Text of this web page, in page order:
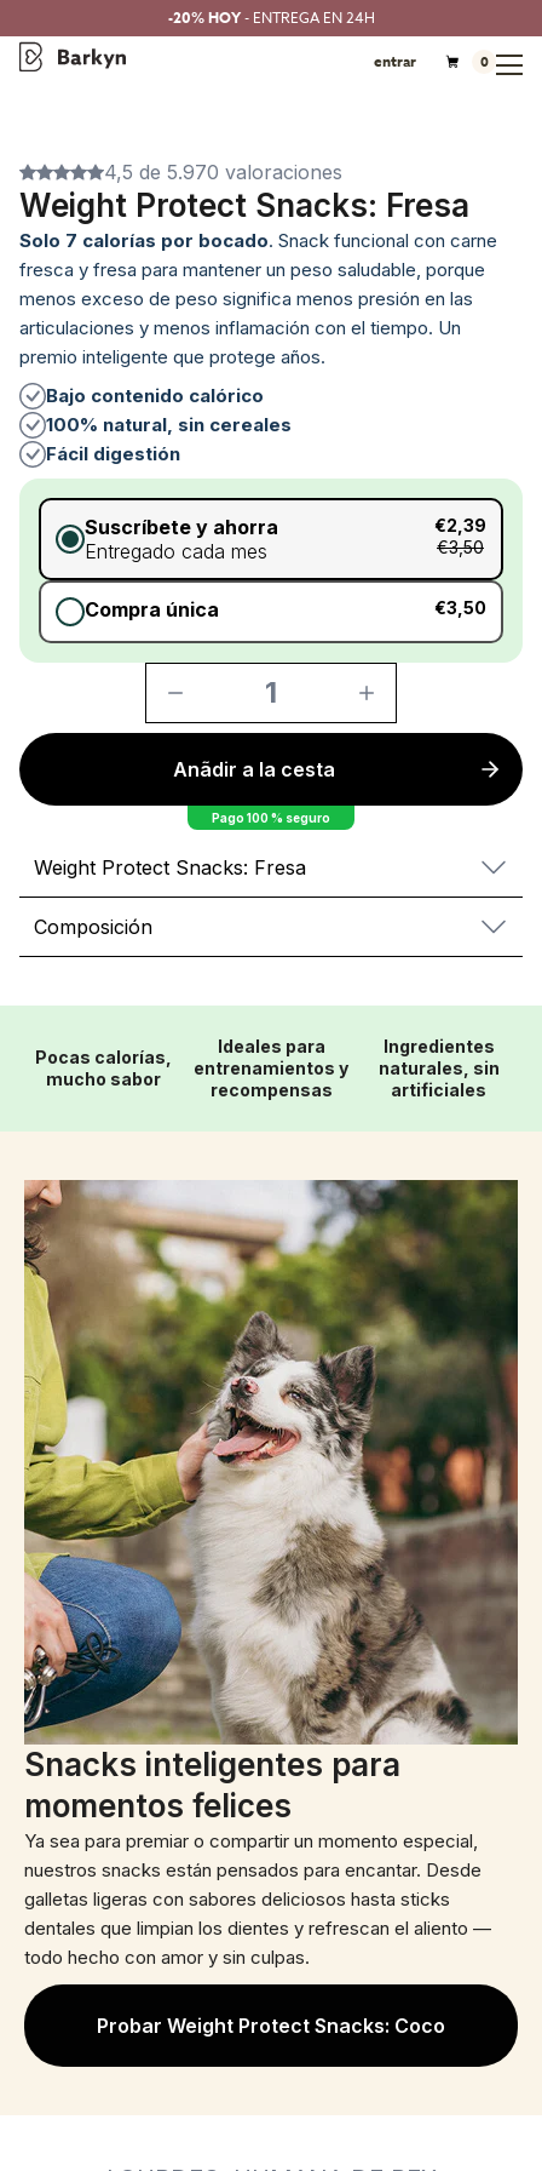
-20% HOY- ENTREGA EN 24H
entrar 0
4,5 de 5.970 valoraciones
Weight Protect Snacks: Fresa
Solo 7 calorías por bocado. Snack funcional con carne
fresca y fresa para mantener un peso saludable, porque
menos exceso de peso significa menos presión en las
articulaciones y menos inflamación con el tiempo. Un
premio inteligente que protege años.
Bajo contenido calórico
100% natural, sin cereales
Fácil digestión
Suscríbete y ahorra
Entregado cada mes
€2,39
€3,50
Compra única €3,50
1
Anãdir a la cesta
Pago 100 % seguro
Weight Protect Snacks: Fresa
Composición
Pocas calorías,
mucho sabor
Ideales para
entrenamientos y
recompensas
Ingredientes
naturales, sin
artificiales
Snacks inteligentes para
momentos felices
Ya sea para premiar o compartir un momento especial,
nuestros snacks están pensados para encantar. Desde
galletas ligeras con sabores deliciosos hasta sticks
dentales que limpian los dientes y refrescan el aliento —
todo hecho con amor y sin culpas.
Probar Weight Protect Snacks: Coco